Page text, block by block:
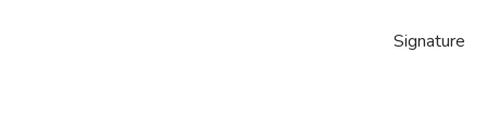
Signature